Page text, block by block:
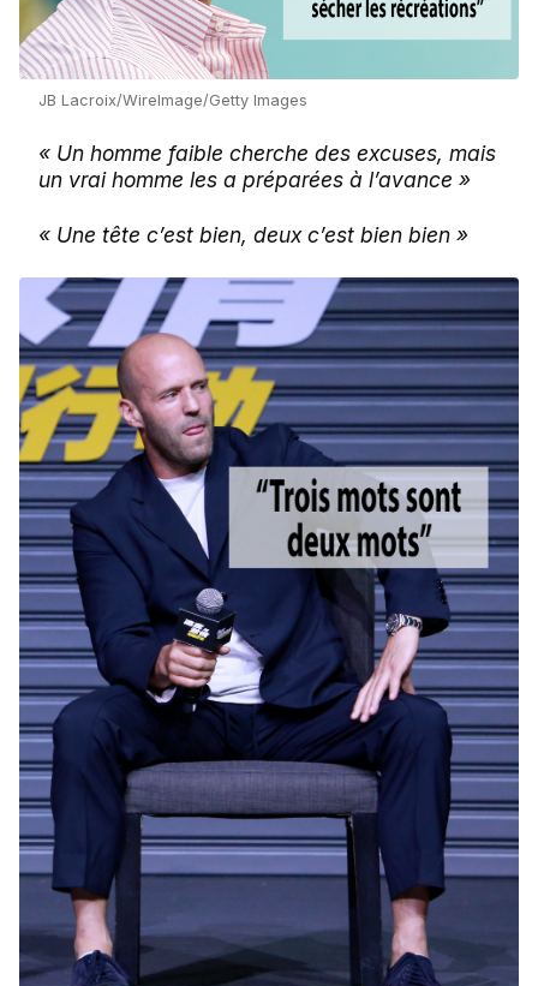
JB Lacroix/WireImage/Getty Images
« Un homme faible cherche des excuses, mais
un vrai homme les a préparées à l’avance »
« Une tête c’est bien, deux c’est bien bien »